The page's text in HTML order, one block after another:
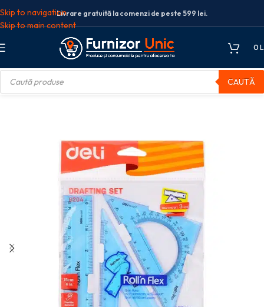
Skip to navigation
Skip to main content
Livrare gratuită la comenzi de peste 599 lei.
0
CAUTĂ
geometrie